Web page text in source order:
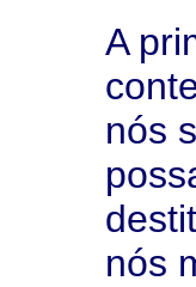
A
nós
nós